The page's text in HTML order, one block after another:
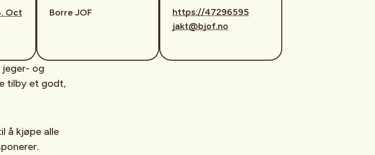
Oct
Borre JOF
https://47296595
jakt@bjof.no
jeger- og
tilby et godt,
å kjøpe alle